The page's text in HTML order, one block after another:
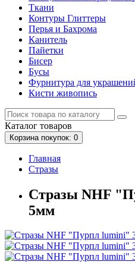
Ткани
Контуры Глиттеры
Перья и Бахрома
Канитель
Пайетки
Бисер
Бусы
Фурнитура для
Кисти живопись
Каталог товаров
Корзина покупок: 0
Главная
Стразы
Стразы NHF
5мм